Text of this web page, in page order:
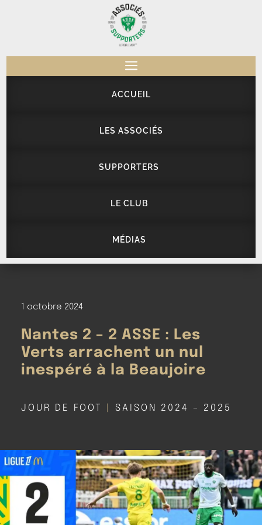
a
ACCUEIL
LES ASSOCIÉS
SUPPORTERS
LE CLUB
MÉDIAS
1 octobre 2024
Nantes 2 – 2 ASSE : Les
Verts arrachent un nul
inespéré à la Beaujoire
JOUR DE FOOT SAISON 2024 – 2025